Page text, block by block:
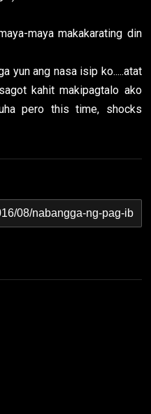
maya makakarating din
yun ang nasa isip ko.....atat
kahit makipagtalo ako
pero this time, shocks